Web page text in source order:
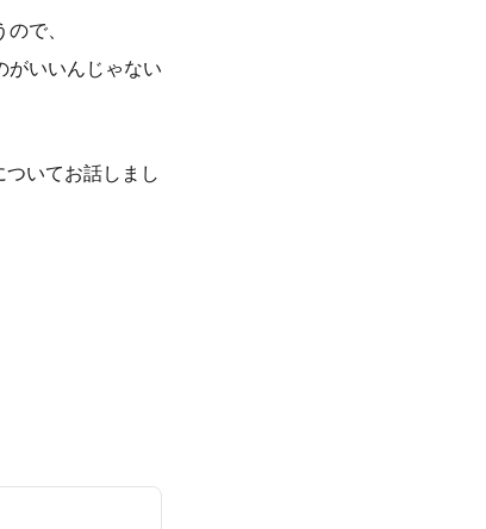
で、
がいいんじゃない
いてお話しまし